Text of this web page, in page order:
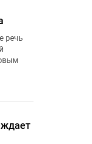
речь